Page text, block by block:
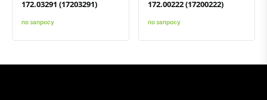
172.03291 (17203291)
по запросу
172.00222 (17200222)
по запросу